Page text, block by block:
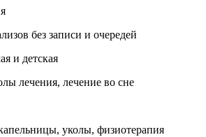
без записи и очередей
и детская
лечения, лечение во сне
уколы, физиотерапия